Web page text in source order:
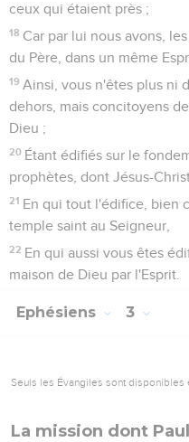
ceux qui étaient près ;
18 Car par lui nous avons,
du Père, dans un même
19 Ainsi, vous n'êtes plus ni
dehors, mais concitoyens
Dieu ;
20 Étant édifiés sur le
prophètes, dont Jésus-
21 En qui tout l'édifice, bien
temple saint au Seigneur,
22 En qui aussi vous êtes
maison de Dieu par l'Esprit.
Ephésiens 3
Seuls les Évangiles sont disponibles
La mission dont